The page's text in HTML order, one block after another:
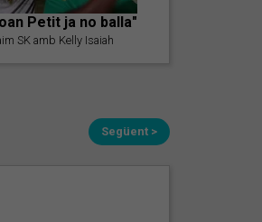
Petit ja no balla"
SK amb Kelly Isaiah
Següent >